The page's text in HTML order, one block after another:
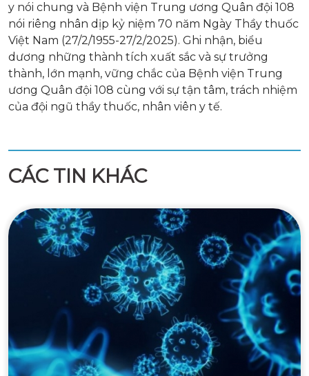
y nói chung và Bệnh viện Trung ương Quân đội 108
nói riêng nhân dịp kỷ niệm 70 năm Ngày Thầy thuốc
Việt Nam (27/2/1955-27/2/2025). Ghi nhận, biểu
dương những thành tích xuất sắc và sự trưởng
thành, lớn mạnh, vững chắc của Bệnh viện Trung
ương Quân đội 108 cùng với sự tận tâm, trách nhiệm
của đội ngũ thầy thuốc, nhân viên y tế.
CÁC TIN KHÁC